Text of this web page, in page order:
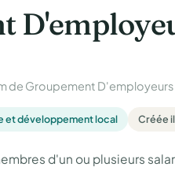
de Groupement D'employeurs
et développement local Créée il
d'un ou plusieurs